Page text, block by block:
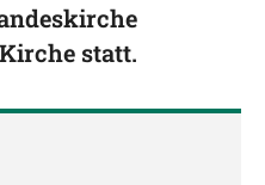
statt.